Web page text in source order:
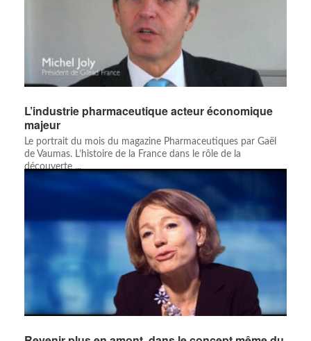
L’industrie pharmaceutique acteur économique
majeur
Le portrait du mois du magazine Pharmaceutiques par Gaël
de Vaumas. L’histoire de la France dans le rôle de la
découverte ...